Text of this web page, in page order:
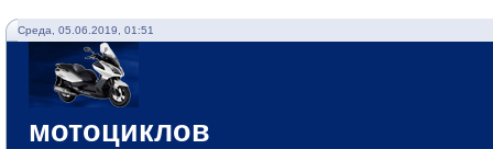
Среда, 05.06.2019, 01:51
мотоциклов